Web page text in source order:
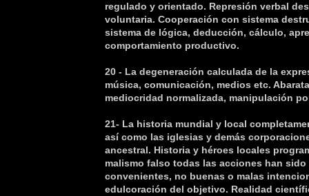
regulado y orientado. Represión verbal
voluntaria. Cooperación con sistema
sistema de lógica, deducción, cálculo,
comportamiento productivo.
20 - La degeneración calculada de la
música, comunicación, medios etc.
mediocridad normalizada, manipulación
21- La historia mundial y local
así como las iglesias y demás
ancestral. Historia y héroes locales
malismo falso todas las acciones han
convenientes, no buenas o malas
edulcoración del objetivo. Realidad